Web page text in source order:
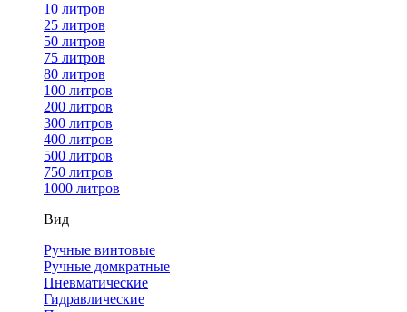
10 литров
25 литров
50 литров
75 литров
80 литров
100 литров
200 литров
300 литров
400 литров
500 литров
750 литров
1000 литров
Вид
Ручные винтовые
Ручные домкратные
Пневматические
Гидравлические